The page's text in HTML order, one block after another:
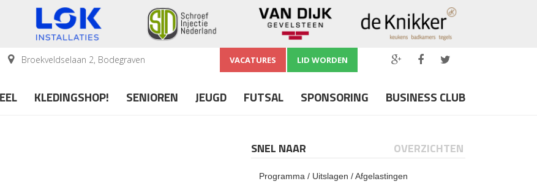
Broekveldselaan 2, Bodegraven VACATURES LID WORDEN
KLEDINGSHOP! SENIOREN JEUGD FUTSAL SPONSORING BUSINESS CLUB
SNEL NAAR OVERZICHTEN
Programma / Uitslagen / Afgelastingen